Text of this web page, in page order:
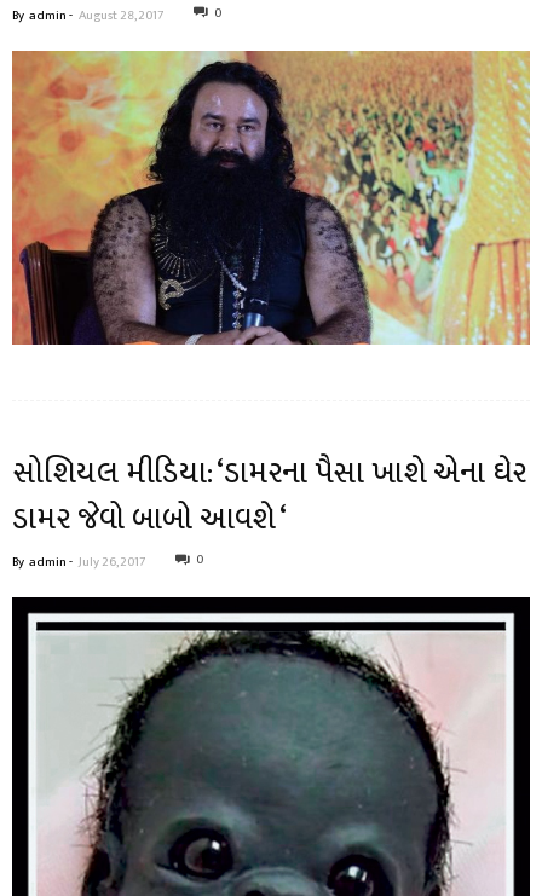
By admin- August 28, 2017 0
સોશિયલ મીડિયા: ‘ડામરના પૈસા ખાશે એના ઘેર
ડામર જેવો બાબો આવશે ‘
By admin- July 26, 2017 0